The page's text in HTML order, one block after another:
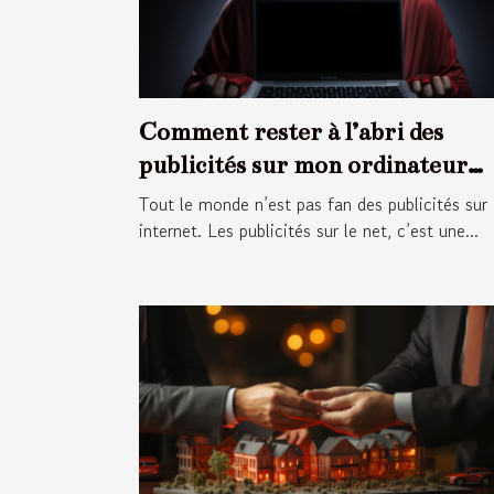
Comment rester à l’abri des
publicités sur mon ordinateur
portable ?
Tout le monde n’est pas fan des publicités sur
internet. Les publicités sur le net, c’est une...